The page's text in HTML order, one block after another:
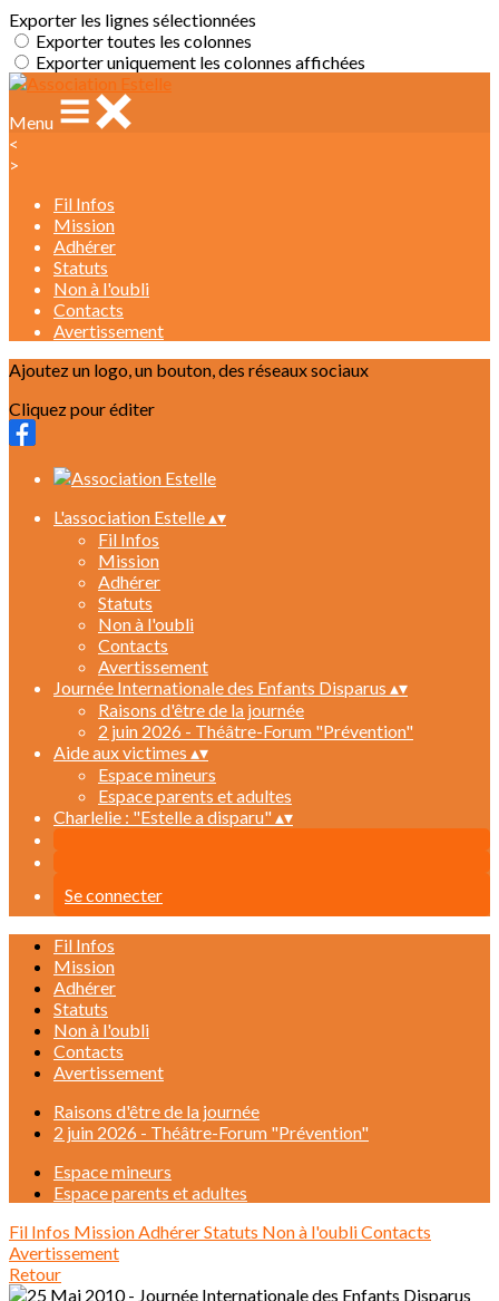
Exporter les lignes sélectionnées
Exporter toutes les colonnes
Exporter uniquement les colonnes affichées
Menu
<
>
Fil Infos
Mission
Adhérer
Statuts
Non à l'oubli
Contacts
Avertissement
Ajoutez un logo, un bouton, des réseaux sociaux
Cliquez pour éditer
L'association Estelle▴▾
Fil Infos
Mission
Adhérer
Statuts
Non à l'oubli
Contacts
Avertissement
Journée Internationale des Enfants Disparus ▴▾
Raisons d'être de la journée
2 juin 2026 - Théâtre-Forum "Prévention"
Aide aux victimes ▴▾
Espace mineurs
Espace parents et adultes
Charlelie : "Estelle a disparu"▴▾
Se connecter
Fil Infos
Mission
Adhérer
Statuts
Non à l'oubli
Contacts
Avertissement
Raisons d'être de la journée
2 juin 2026 - Théâtre-Forum "Prévention"
Espace mineurs
Espace parents et adultes
Fil Infos MissionAdhérerStatuts Non à l'oubliContacts
Avertissement
Retour